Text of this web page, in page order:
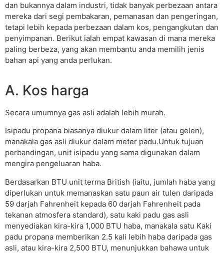
dan bukannya dalam industri, tidak banyak perbezaan antara
mereka dari segi pembakaran, pemanasan dan pengeringan,
tetapi lebih kepada perbezaan dalam kos, pengangkutan dan
penyimpanan. Berikut ialah empat kawasan di mana mereka
paling berbeza, yang akan membantu anda memilih jenis
bahan api yang anda perlukan.
A. Kos harga
Secara umumnya gas asli adalah lebih murah.
Isipadu propana biasanya diukur dalam liter (atau gelen),
manakala gas asli diukur dalam meter padu.Untuk tujuan
perbandingan, unit isipadu yang sama digunakan dalam
mengira pengeluaran haba.
Berdasarkan BTU unit terma British (iaitu, jumlah haba yang
diperlukan untuk memanaskan satu paun air tulen daripada
59 darjah Fahrenheit kepada 60 darjah Fahrenheit pada
tekanan atmosfera standard), satu kaki padu gas asli
menyediakan kira-kira 1,000 BTU haba, manakala satu Kaki
padu propana memberikan 2.5 kali lebih haba daripada gas
asli, atau kira-kira 2,500 BTU, menunjukkan bahawa untuk